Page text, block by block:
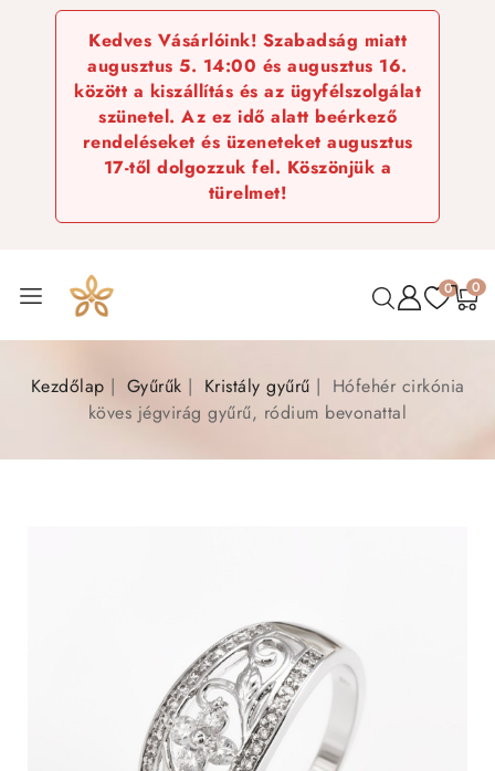
Kedves Vásárlóink! Szabadság miatt
augusztus 5. 14:00 és augusztus 16.
között a kiszállítás és az ügyfélszolgálat
szünetel. Az ez idő alatt beérkező
rendeléseket és üzeneteket augusztus
17-től dolgozzuk fel. Köszönjük a
türelmet!
0 0
Kezdőlap Gyűrűk Kristály gyűrű
Hófehér cirkónia
köves jégvirág gyűrű, ródium bevonattal